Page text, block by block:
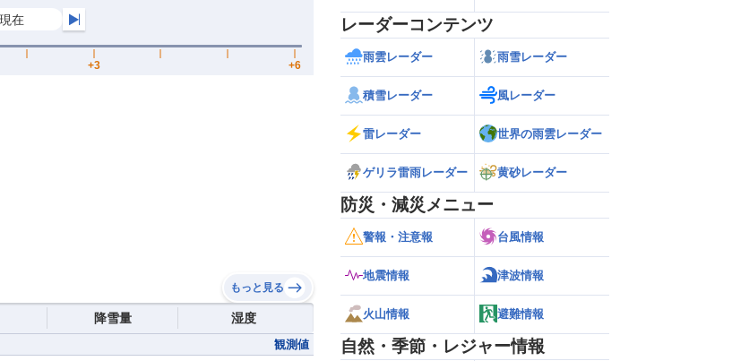
もっと見る
降雪量 湿度
観測値
レーダーコンテンツ
雨雲レーダー 雨雪レーダー
積雪レーダー 風レーダー
雷レーダー 世界の雨雲レーダー
ゲリラ雷雨レーダー 黄砂レーダー
防災・減災メニュー
警報・注意報 台風情報
地震情報 津波情報
火山情報 避難情報
自然・季節・レジャー情報